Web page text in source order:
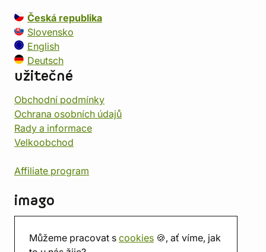
Můžeme pracovat s cookies 🍪, ať víme, jak
Česká republika
Slovensko
English
Deutsch
užitečné
Obchodní podmínky
Ochrana osobních údajů
Rady a informace
Velkoobchod
Affiliate program
imago
Prodejna